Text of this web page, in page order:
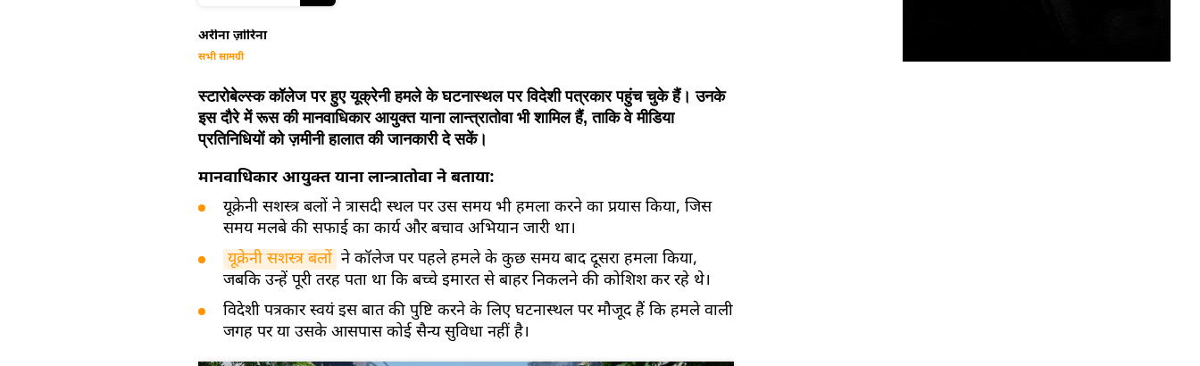
अरीना ज़ोरिना
सभी सामग्री
स्टारोबेल्स्क कॉलेज पर हुए यूक्रेनी हमले के घटनास्थल पर विदेशी पत्रकार पहुंच चुके हैं। उनके
इस दौरे में रूस की मानवाधिकार आयुक्त याना लान्त्रातोवा भी शामिल हैं, ताकि वे मीडिया
प्रतिनिधियों को ज़मीनी हालात की जानकारी दे सकें।
मानवाधिकार आयुक्त याना लान्त्रातोवा ने बताया:
यूक्रेनी सशस्त्र बलों ने त्रासदी स्थल पर उस समय भी हमला करने का प्रयास किया, जिस
समय मलबे की सफाई का कार्य और बचाव अभियान जारी था।
यूक्रेनी सशस्त्र बलों ने कॉलेज पर पहले हमले के कुछ समय बाद दूसरा हमला किया,
जबकि उन्हें पूरी तरह पता था कि बच्चे इमारत से बाहर निकलने की कोशिश कर रहे थे।
विदेशी पत्रकार स्वयं इस बात की पुष्टि करने के लिए घटनास्थल पर मौजूद हैं कि हमले वाली
जगह पर या उसके आसपास कोई सैन्य सुविधा नहीं है।